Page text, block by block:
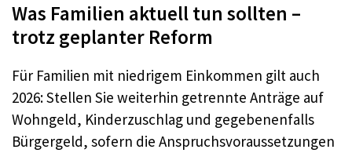
Was Familien aktuell tun sollten –
trotz geplanter Reform
Für Familien mit niedrigem Einkommen gilt auch
2026: Stellen Sie weiterhin getrennte Anträge auf
Wohngeld, Kinderzuschlag und gegebenenfalls
Bürgergeld, sofern die Anspruchsvoraussetzungen